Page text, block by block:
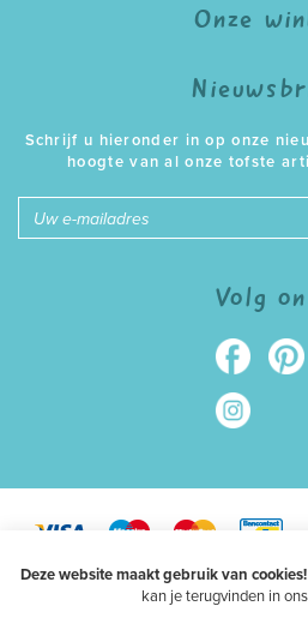
Onze
Schrijf u hieronder in op onze
hoogte van al onze tofste
Volg
Deze website maakt gebruik van cookies!
kan je terugvinden in ons